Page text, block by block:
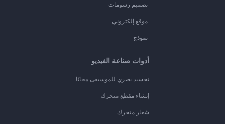
تصميم رسومات
موقع إلكتروني
نموذج
أدوات صناعة الفيديو
تجسيد بصري للموسيقى مجانًا
إنشاء مقطع متحرك
شعار متحرك